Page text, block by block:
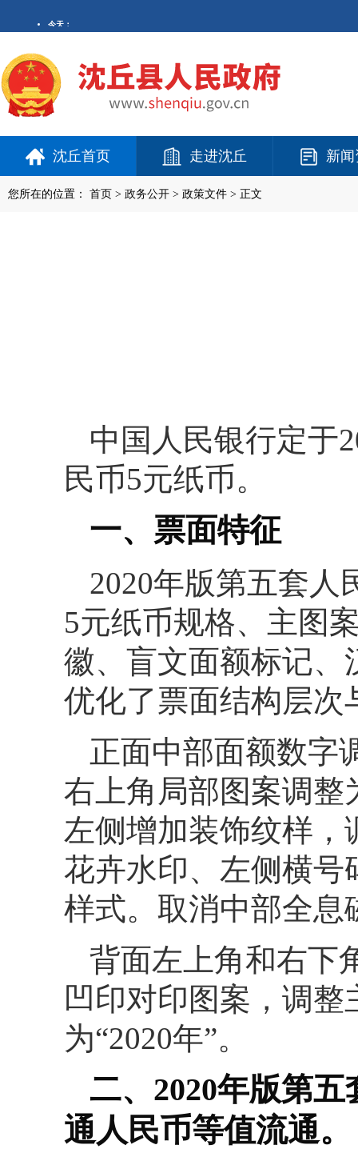
沈丘首页 走进沈丘 新
您所在的位置： 首页 > 政务公开 > 政策文件 > 正文
中国人民银行定于
民币5元纸币。
一、票面特征
2020年版第五套人
5元纸币规格、主图
徽、盲文面额标记、
优化了票面结构层次
正面中部面额数字
右上角局部图案调整
左侧增加装饰纹样
花卉水印、左侧横号
样式。取消中部全息
背面左上角和右下
凹印对印图案，调
为“2020年”。
二、2020年版第
通人民币等值流通。